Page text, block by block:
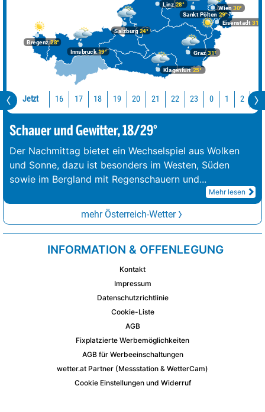
Bregenz28°
Graz31°
Innsbruck19°
Klagenfurt 25°
Linz28°
Salzburg24°
Wien 30°
Eisenstadt 31°
Sankt Pölten 29°
Jetzt 16 17 18 19 20 21 22 23 0 1 2 3
Schauer und Gewitter, 18/29°
Der Nachmittag bietet ein Wechselspiel aus Wolken
und Sonne, dazu ist besonders im Westen, Süden
sowie im Bergland mit Regenschauern und...
Mehr lesen
mehr Österreich-Wetter
INFORMATION & OFFENLEGUNG
Kontakt
Impressum
Datenschutzrichtlinie
Cookie-Liste
AGB
Fixplatzierte Werbemöglichkeiten
AGB für Werbeeinschaltungen
wetter.at Partner (Messstation & WetterCam)
Cookie Einstellungen und Widerruf